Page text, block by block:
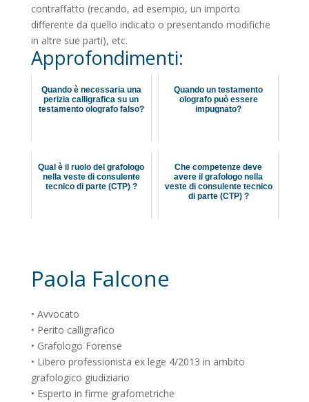
contraffatto (recando, ad esempio, un importo
differente da quello indicato o presentando modifiche
in altre sue parti), etc.
Approfondimenti:
Quando è necessaria una
perizia calligrafica su un
testamento olografo falso?
Quando un testamento
olografo può essere
impugnato?
Qual è il ruolo del grafologo
nella veste di consulente
tecnico di parte (CTP) ?
Che competenze deve
avere il grafologo nella
veste di consulente tecnico
di parte (CTP) ?
Paola Falcone
• Avvocato
• Perito calligrafico
• Grafologo Forense
• Libero professionista ex lege 4/2013 in ambito
grafologico giudiziario
• Esperto in firme grafometriche